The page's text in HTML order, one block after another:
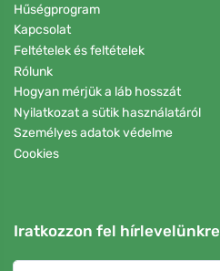
Hűségprogram
Kapcsolat
Feltételek és feltételek
Rólunk
Hogyan mérjük a láb hosszát
Nyilatkozat a sütik használatáról
Személyes adatok védelme
Cookies
Iratkozzon fel hírlevelünkre